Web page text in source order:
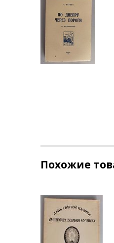
Похожие